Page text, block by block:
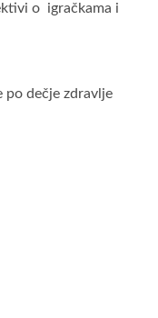
o igračkama i
po dečje zdravlje